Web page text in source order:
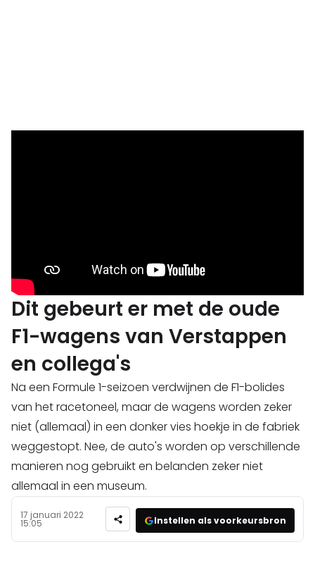
Dit gebeurt er met de oude
F1-wagens van Verstappen
en collega's
Na een Formule 1-seizoen verdwijnen de F1-bolides
van het racetoneel, maar de wagens worden zeker
niet (allemaal) in een donker vies hoekje in de fabriek
weggestopt. Nee, de auto's worden op verschillende
manieren nog gebruikt en belanden zeker niet
allemaal in een museum.
17 januari 2022
15:05 Instellen als voorkeursbron